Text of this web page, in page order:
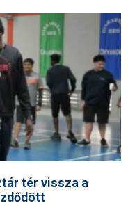
tér vissza a